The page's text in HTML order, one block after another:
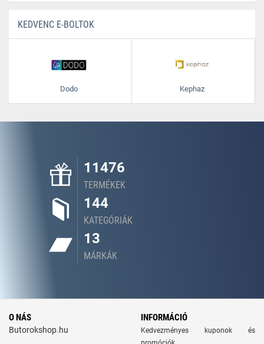
KEDVENC E-BOLTOK
Dodo Kephaz
11476
TERMÉKEK
144
KATEGÓRIÁK
13
MÁRKÁK
O NÁS
Butorokshop.hu
INFORMÁCIÓ
Kedvezményes kuponok és